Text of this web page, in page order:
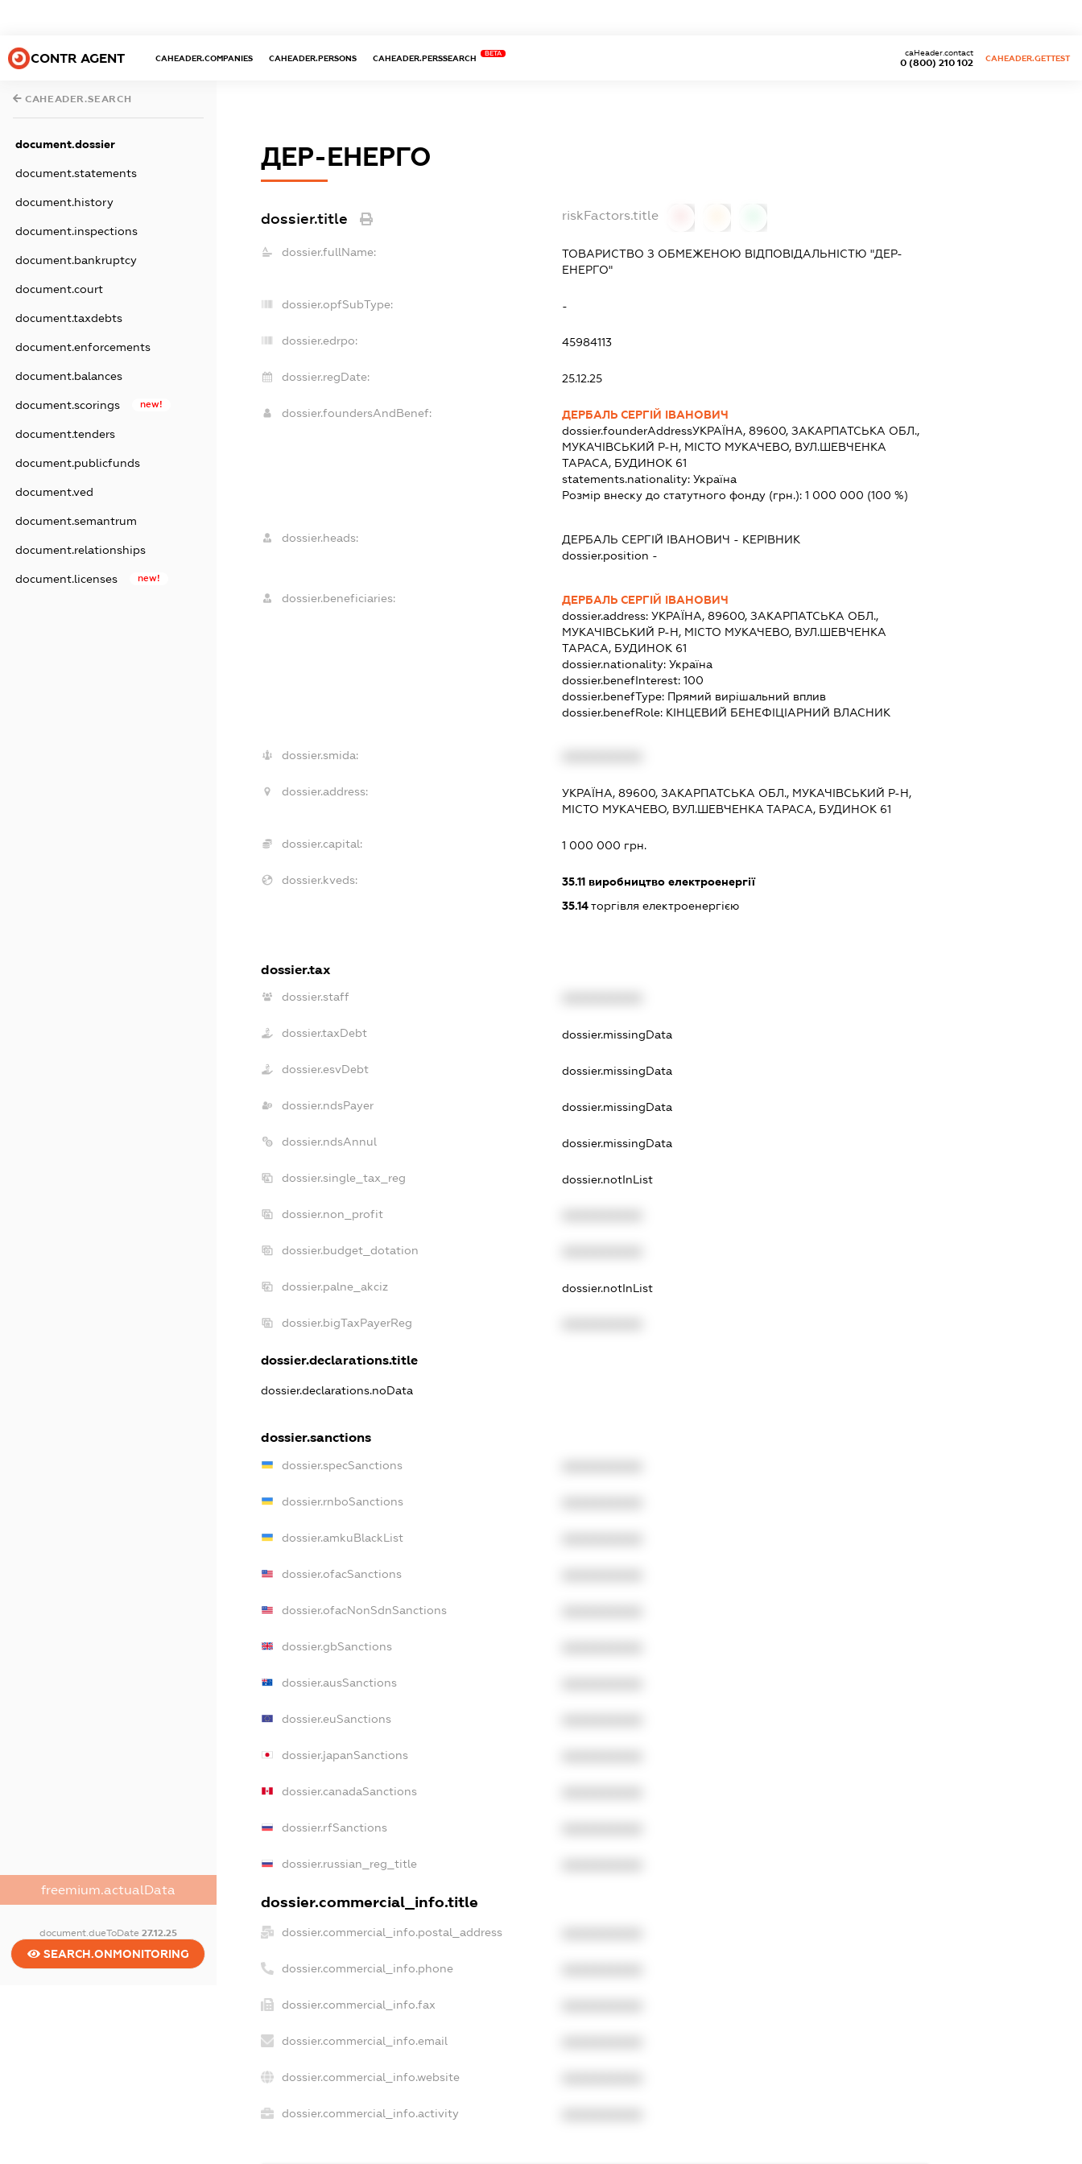
CONTR AGENT CAHEADER.COMPANIES CAHEADER.PERSONS CAHEADER.PERSSEARCH
BETA
0 (800) 210 102
caHeader.contact
CAHEADER.GETTEST
CAHEADER.SEARCH
document.dossier
document.statements
document.history
document.inspections
document.bankruptcy
document.court
document.taxdebts
document.enforcements
document.balances
document.scorings new!
document.tenders
document.publicfunds
document.ved
document.semantrum
document.relationships
document.licenses new!
freemium.actualData
document.dueToDate 27.12.25
SEARCH.ONMONITORING
ДЕР-ЕНЕРГО
dossier.title riskFactors.title
dossier.fullName:
ТОВАРИСТВО З ОБМЕЖЕНОЮ ВІДПОВІДАЛЬНІСТЮ "ДЕР-
ЕНЕРГО"
dossier.opfSubType: -
dossier.edrpo: 45984113
dossier.regDate: 25.12.25
dossier.foundersAndBenef:
ДЕРБАЛЬ СЕРГІЙ ІВАНОВИЧ
dossier.founderAddressУКРАЇНА, 89600, ЗАКАРПАТСЬКА ОБЛ.,
МУКАЧІВСЬКИЙ Р-Н, МІСТО МУКАЧЕВО, ВУЛ.ШЕВЧЕНКА
ТАРАСА, БУДИНОК 61
statements.nationality: Україна
Розмір внеску до статутного фонду (грн.): 1 000 000 (100 %)
dossier.heads: ДЕРБАЛЬ СЕРГІЙ ІВАНОВИЧ - КЕРІВНИК
dossier.position -
dossier.beneficiaries:
ДЕРБАЛЬ СЕРГІЙ ІВАНОВИЧ
dossier.address: УКРАЇНА, 89600, ЗАКАРПАТСЬКА ОБЛ.,
МУКАЧІВСЬКИЙ Р-Н, МІСТО МУКАЧЕВО, ВУЛ.ШЕВЧЕНКА
ТАРАСА, БУДИНОК 61
dossier.nationality: Україна
dossier.benefInterest: 100
dossier.benefType: Прямий вирішальний вплив
dossier.benefRole: КІНЦЕВИЙ БЕНЕФІЦІАРНИЙ ВЛАСНИК
dossier.smida:
dossier.address:
УКРАЇНА, 89600, ЗАКАРПАТСЬКА ОБЛ., МУКАЧІВСЬКИЙ Р-Н,
МІСТО МУКАЧЕВО, ВУЛ.ШЕВЧЕНКА ТАРАСА, БУДИНОК 61
dossier.capital: 1 000 000 грн.
dossier.kveds: 35.11виробництво електроенергії
35.14торгівля електроенергією
dossier.tax
dossier.staff
dossier.taxDebt dossier.missingData
dossier.esvDebt dossier.missingData
dossier.ndsPayer dossier.missingData
dossier.ndsAnnul dossier.missingData
dossier.single_tax_reg dossier.notInList
dossier.non_profit
dossier.budget_dotation
dossier.palne_akciz dossier.notInList
dossier.bigTaxPayerReg
dossier.declarations.title
dossier.declarations.noData
dossier.sanctions
dossier.specSanctions
dossier.rnboSanctions
dossier.amkuBlackList
dossier.ofacSanctions
dossier.ofacNonSdnSanctions
dossier.gbSanctions
dossier.ausSanctions
dossier.euSanctions
dossier.japanSanctions
dossier.canadaSanctions
dossier.rfSanctions
dossier.russian_reg_title
dossier.commercial_info.title
dossier.commercial_info.postal_address
dossier.commercial_info.phone
dossier.commercial_info.fax
dossier.commercial_info.email
dossier.commercial_info.website
dossier.commercial_info.activity